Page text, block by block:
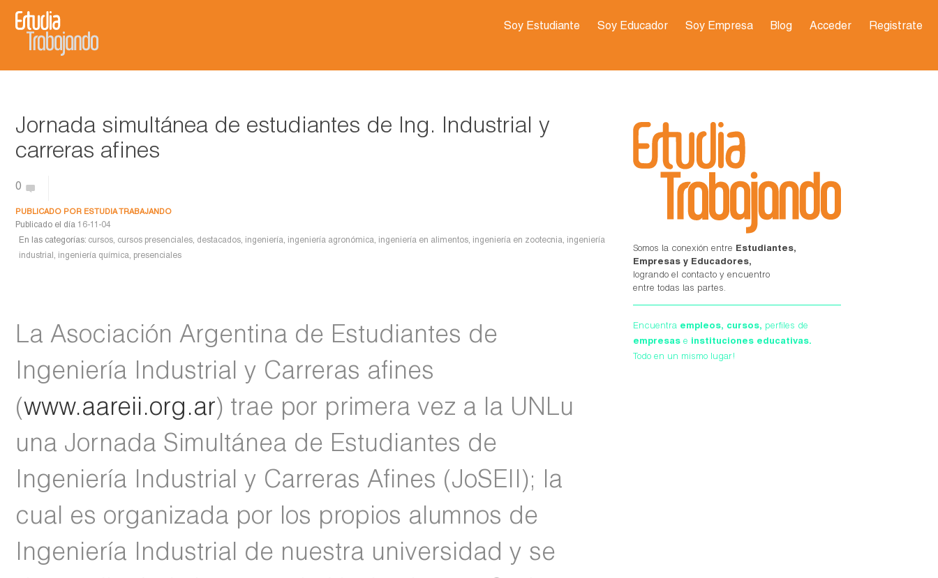
Soy Estudiante Soy Educador Soy Empresa Blog Acceder Registrate
Jornada simultánea de estudiantes de Ing. Industrial y
carreras afines
0
PUBLICADO POR ESTUDIA TRABAJANDO
Publicado el día 16-11-04
En las categorías: cursos, cursos presenciales, destacados, ingeniería, ingeniería agronómica, ingeniería en alimentos, ingeniería en zootecnia, ingeniería
industrial , ingeniería química, presenciales
La Asociación Argentina de Estudiantes de
Ingeniería Industrial y Carreras afines
(www.aareii.org.ar) trae por primera vez a la UNLu
una Jornada Simultánea de Estudiantes de
Ingeniería Industrial y Carreras Afines (JoSEII); la
cual es organizada por los propios alumnos de
Ingeniería Industrial de nuestra universidad y se
Somos la conexión entre Estudiantes,
Empresas y Educadores,
logrando el contacto y encuentro
entre todas las partes.
Encuentra empleos, cursos, perfiles de
empresas e instituciones educativas.
Todo en un mismo lugar!